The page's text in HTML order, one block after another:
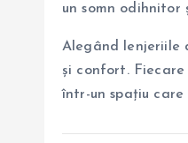
un somn odihnitor
Alegând lenjeriile
și confort.
într-un spațiu